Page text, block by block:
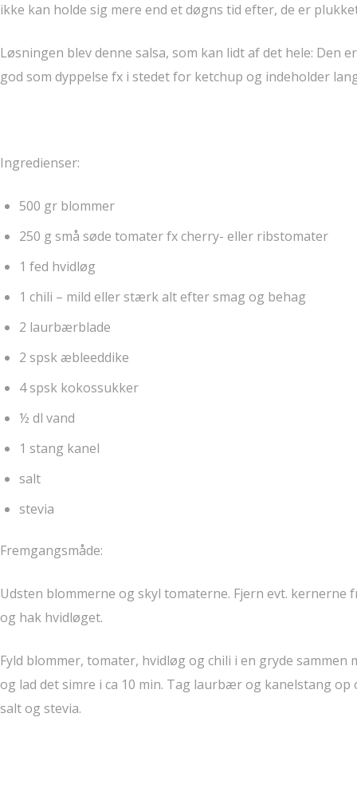
ikke kan holde sig mere end et døgns tid efter, de er
Løsningen blev denne salsa, som kan lidt af det hele: Den
god som dyppelse fx i stedet for ketchup og indeholder
Ingredienser:
500 gr blommer
250 g små søde tomater fx cherry- eller ribstomater
1 fed hvidløg
1 chili – mild eller stærk alt efter smag og behag
2 laurbærblade
2 spsk æbleeddike
4 spsk kokossukker
½ dl vand
1 stang kanel
salt
stevia
Fremgangsmåde:
Udsten blommerne og skyl tomaterne. Fjern evt.
og hak hvidløget.
Fyld blommer, tomater, hvidløg og chili i en gryde
og lad det simre i ca 10 min. Tag laurbær og kanelstang
salt og stevia.